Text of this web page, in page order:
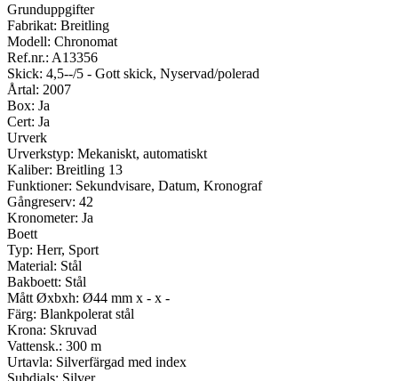
Grunduppgifter
Fabrikat: Breitling
Modell: Chronomat
Ref.nr.: A13356
Skick: 4,5--/5 - Gott skick, Nyservad/polerad
Årtal: 2007
Box: Ja
Cert: Ja
Urverk
Urverkstyp: Mekaniskt, automatiskt
Kaliber: Breitling 13
Funktioner: Sekundvisare, Datum, Kronograf
Gångreserv: 42
Kronometer: Ja
Boett
Typ: Herr, Sport
Material: Stål
Bakboett: Stål
Mått Øxbxh: Ø44 mm x - x -
Färg: Blankpolerat stål
Krona: Skruvad
Vattensk.: 300 m
Urtavla: Silverfärgad med index
Subdials: Silver